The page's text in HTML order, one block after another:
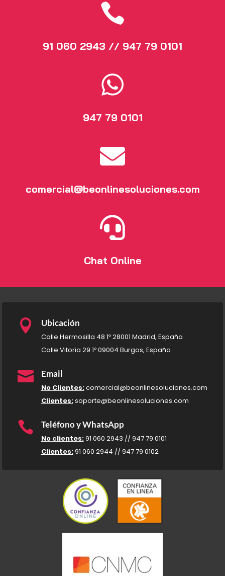

91 060 2943 // 947 79 0101

947 79 0101

comercial@beonlinesoluciones.com

Chat Online
 Ubicación
Calle Hermosilla 48 1º 28001 Madrid, España
Calle Vitoria 29 1º 09004 Burgos, España
 Email
No Clientes:comercial@beonlinesoluciones.com
Clientes:soporte@beonlinesoluciones.com
 Teléfono y WhatsApp
No clientes:91 060 2943 // 947 79 0101
Clientes:91 060 2944 // 947 79 0102